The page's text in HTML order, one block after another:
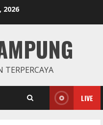
2026
TERPERCAYA
LIVE